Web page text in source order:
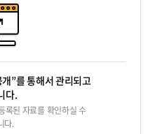
”를 통해서 관리되고
다.
록된 자료를 확인하실 수
다.